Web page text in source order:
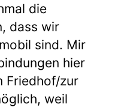
die
dass wir
sind. Mir
hier
Friedhof/zur
weil